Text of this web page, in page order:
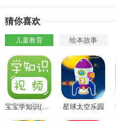
猜你喜欢
儿童教育 绘本故事
星球太空乐园